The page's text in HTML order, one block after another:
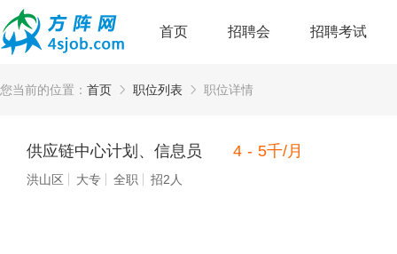
首页 招聘会 招聘考试
您当前的位置： 首页 职位列表 职位详情
供应链中心计划、信息员 4 - 5千/月
洪山区 大专 全职 招2人